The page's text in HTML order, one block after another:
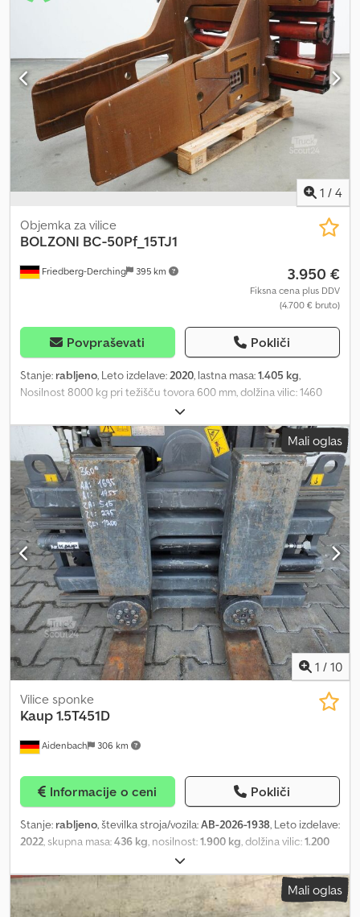
priključnimi cevmi, s hitromenjalnimi prsti, širina okvirja za vilice:
1830 mm, dolžina vilic: 1700 mm, težišče tovora: 900 mm, lasten
težiščni položaj: 388 mm. Csdpfx Aeyfxkwsnmeha
1 / 4
Friedberg-Derching 395 km
Objemka za vilice
BOLZONI BC-50Pf_15TJ1
3.950 €
Fiksna cena plus DDV
(4.700 € bruto)
Povpraševati Pokliči
Stanje: rabljeno, Leto izdelave:2020, lastna masa:1.405 kg,
Nosilnost 8000 kg pri težišču tovora 600 mm, dolžina vilic: 1460
mm, konstrukcijska širina: 1600 mm, odprtost: 660 - 2660 mm,
pritrditev: FEM3A, izlet: 190 mm, lastno težišče: 345 mm. Rabljena
sponka za bale Bolzoni, širina 1600 mm, dolžina rok 1460 mm, višina
rok 490 mm, stranski pomik z ventilskim blokom, vključno s cevmi.
Cedpfxsy Nfr Ro Anmjha
Mali oglas
1 / 10
Aidenbach 306 km
Vilice sponke
Kaup1.5T451D
Informacije o ceni Pokliči
Stanje: rabljeno, številka stroja/vozila:AB-2026-1938, Leto izdelave:
2022 , skupna masa:436 kg , nosilnost:1.900 kg , dolžina vilic:1.200
, debelina vilic:
mm, največja širina izdelka:970 mm, Vmesna prodaja, spremembe
in morebitne napake pridržane. Priključno orodje v trenutnem
stanju (območje odpiranja od 270 do 1450 mm (I-I)). Cjdpoy
Mali oglas